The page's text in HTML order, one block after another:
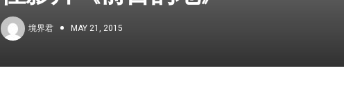
境界君 MAY 21, 2015